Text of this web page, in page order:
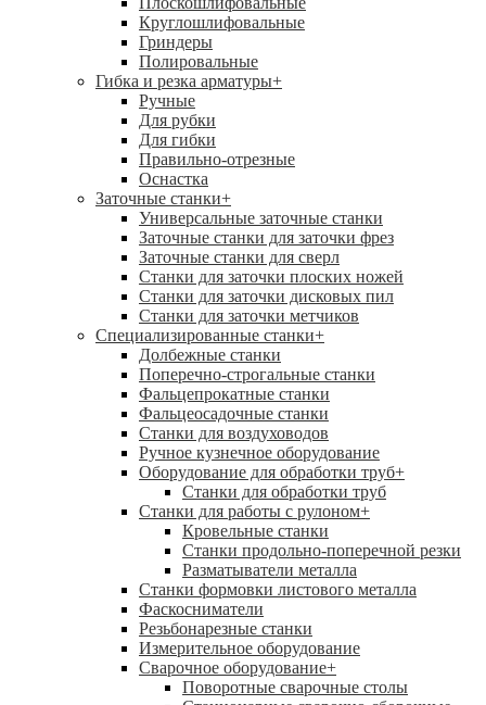
Круглошлифовальные
Гриндеры
Полировальные
Гибка и резка арматуры+
Ручные
Для рубки
Для гибки
Правильно-отрезные
Оснастка
Заточные станки+
Универсальные заточные станки
Заточные станки для заточки фрез
Заточные станки для сверл
Станки для заточки плоских ножей
Станки для заточки дисковых пил
Станки для заточки метчиков
Специализированные станки+
Долбежные станки
Поперечно-строгальные станки
Фальцепрокатные станки
Фальцеосадочные станки
Станки для воздуховодов
Ручное кузнечное оборудование
Оборудование для обработки труб+
Станки для обработки труб
Станки для работы с рулоном+
Кровельные станки
Станки продольно-поперечной резки
Разматыватели металла
Станки формовки листового металла
Фаскосниматели
Резьбонарезные станки
Измерительное оборудование
Сварочное оборудование+
Поворотные сварочные столы